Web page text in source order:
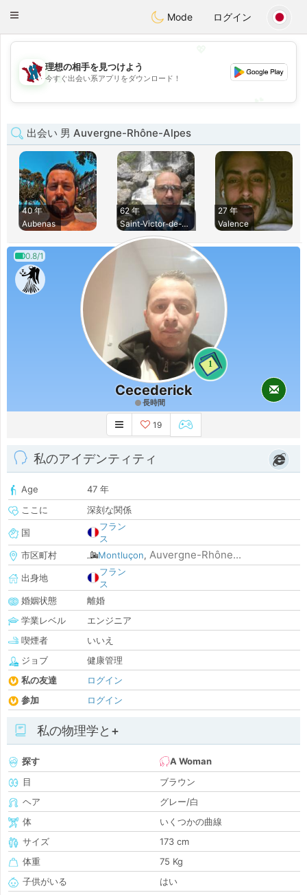
Taimerais
Toggle
Mode ログイン
💖
💕
理想の相手を見つけよう
今すぐ出会い系アプリをダウンロード！
出会い 男 Auvergne-Rhône-Alpes
40 年
Aubenas
62 年
Saint-Victor-de-Ce
27 年
Valence
0.8/1
1
Cecederick
長時間
19
私のアイデンティティ
Age
47 年
ここに
深刻な関係
国
フラン
ス
市区町村
Montluçon, Auvergne-Rhône...
出身地
フラン
ス
婚姻状態
離婚
学業レベル
エンジニア
喫煙者
いいえ
ジョブ
健康管理
私の友達
ログイン
参加
ログイン
私の物理学と+
探す
A Woman
目
ブラウン
ヘア
グレー/白
体
いくつかの曲線
サイズ
173 cm
体重
75 Kg
子供がいる
はい